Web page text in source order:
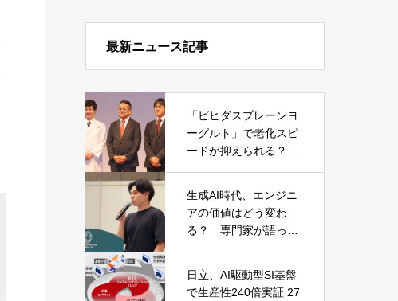
最新ニュース記事
「ビヒダスプレーンヨ
ーグルト」で老化スピ
ードが抑えられる？
生成AI時代、エンジニ
アの価値はどう変わ
る？ 専門家が語った
日立、AI駆動型SI基盤
で生産性240倍実証 27